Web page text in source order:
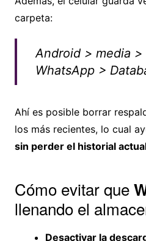
carpeta:
Android > media
WhatsApp >
Ahí es posible borrar
los más recientes, lo cual
sin perder el historial
Cómo evitar que
llenando el
Desactivar la